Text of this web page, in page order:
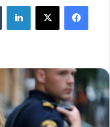
فيسبوك لينكدإن